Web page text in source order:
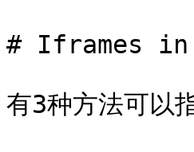
# Iframes in
有3种方法可以